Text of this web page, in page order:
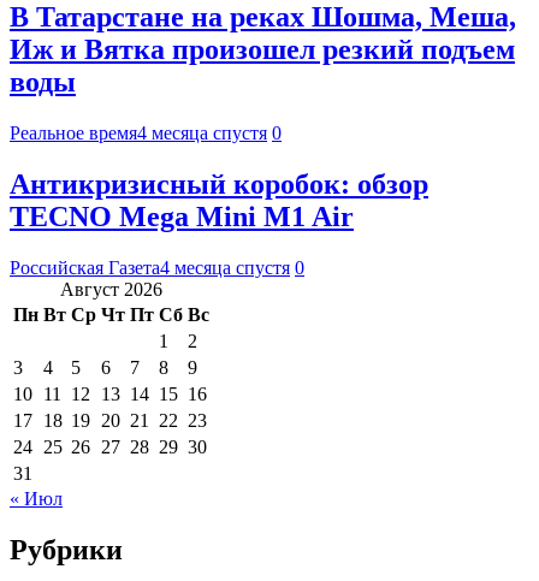
В Татарстане на реках Шошма, Меша,
Иж и Вятка произошел резкий подъем
воды
Реальное время4 месяца спустя 0
Антикризисный коробок: обзор
TECNO Mega Mini M1 Air
Российская Газета4 месяца спустя 0
Август 2026
Пн Вт Ср Чт Пт Сб Вс
1
2
3
4 5 6 7 8
9
10 11 12 13 14 15 16
17 18 19 20 21 22 23
24 25 26 27 28 29 30
31
« Июл
Рубрики